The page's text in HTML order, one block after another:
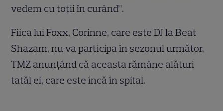
vedem cu toții în curând”.
Fiica lui Foxx, Corinne, care este DJ la Beat
Shazam, nu va participa în sezonul următor,
TMZ anunțând că aceasta rămâne alături
tatăl ei, care este încă în spital.